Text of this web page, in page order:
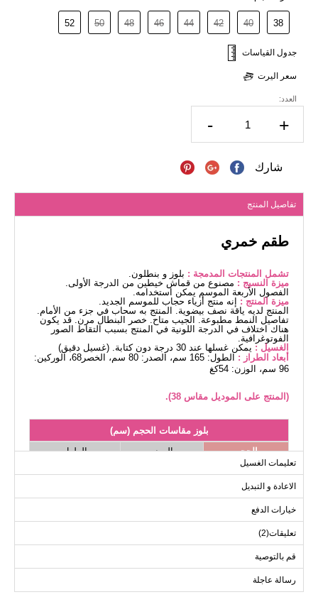
38
40
42
44
46
48
50
52
جدول القياسات
سعر اليرت
العدد:
- +
شارك
تفاصيل المنتج
طقم خمري
تشمل المنتجات المدمجة : بلوز و بنطلون.
ميزة النسيج : مصنوع من قماش خيطين من الدرجة الأولى.
الفصول الأربعة الموسم يمكن استخدامه.
ميزة المنتج : إنه منتج أزياء حجاب للموسم الجديد.
المنتج لديه ياقة نصف بيضوية. المنتج به سحاب في جزء من الأمام.
تفاصيل النمط مطبوعة. الجيب متاح. خصر البنطال مرن. قد يكون
هناك اختلاف في الدرجة اللونية في المنتج بسبب التقاط الصور
الفوتوغرافية.
الغسيل : يمكن غسلها عند 30 درجة دون كتابة. (غسيل دقيق)
أبعاد الطراز :
الطول: 165 سم، الصدر: 80 سم، الخصر68، الوركين:
96 سم، الوزن: 54كغ
(المنتج على الموديل مقاس 38).
بلوز مقاسات الحجم (سم)
الحجم
الصدر
الطول
38
40
44
112
93
46
116
93
تعليمات الغسيل
الاعادة و التبديل
خيارات الدفع
تعليقات(2)
قم بالتوصية
رسالة عاجلة